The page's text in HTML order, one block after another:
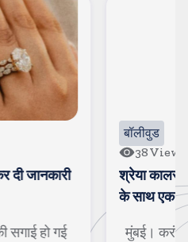
वीनर, इनाम के तौर पर ट्रॉफी
तक चले बेहिसाब कलेश, तीखी